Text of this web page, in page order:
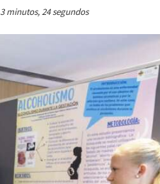
3 minutos, 24 segundos